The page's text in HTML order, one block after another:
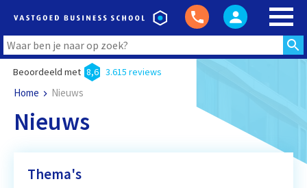
Beoordeeld met 8,6 3.615 reviews
Home Nieuws
Nieuws
Thema's